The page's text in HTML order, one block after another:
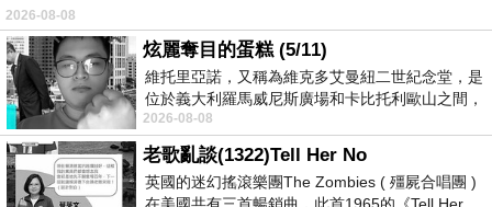
2026-08-08
炫麗奪目的蛋糕 (5/11)
維托里亞諾，又稱為維克多艾曼紐二世紀念堂，是
位於義大利羅馬威尼斯廣場和卡比托利歐山之間，
用以紀念統一義大利統一後的的第一位國
2026-08-08
老歌亂談(1322)Tell Her No
英國的迷幻搖滾樂團The Zombies ( 殭屍合唱團 )